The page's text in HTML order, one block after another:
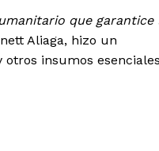
que garantice
Aliaga, hizo un
insumos